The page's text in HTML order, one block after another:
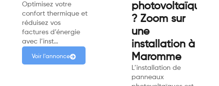
Optimisez votre
confort thermique et
réduisez vos
factures d’énergie
avec l’inst…
Voir l'annonce
photovoltaïque
? Zoom sur
une
installation à
Maromme
L’installation de
panneaux